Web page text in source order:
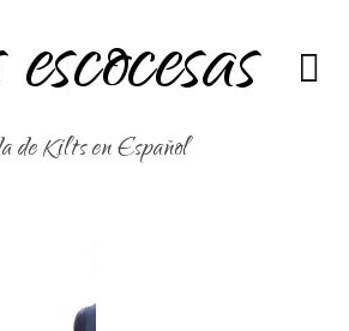
de Kilts en Español